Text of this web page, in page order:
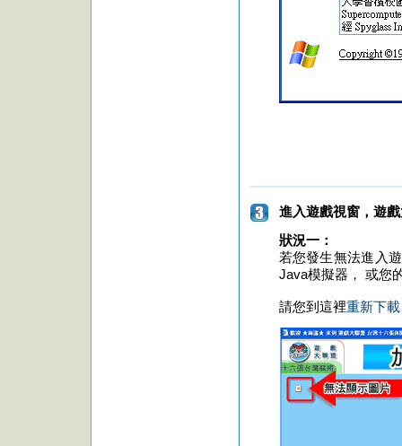
進入遊戲視窗，遊
狀況一：
若您發生無法進入
Java模擬器， 或您
請您到這裡重新下